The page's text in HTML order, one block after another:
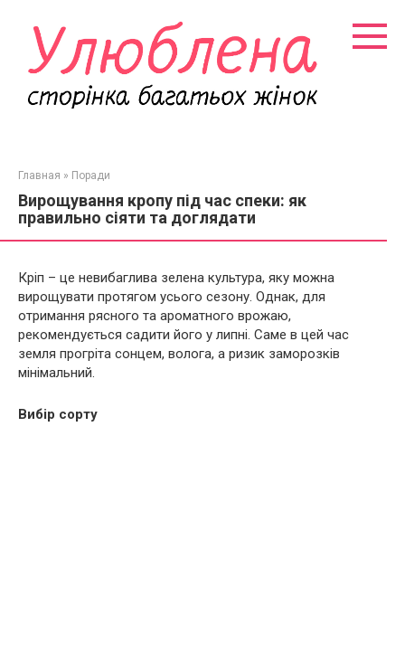
контенту
Главная » Поради
Вирощування кропу під час спеки: як
правильно сіяти та доглядати
Кріп – це невибаглива зелена культура, яку можна
вирощувати протягом усього сезону. Однак, для
отримання рясного та ароматного врожаю,
рекомендується садити його у липні. Саме в цей час
земля прогріта сонцем, волога, а ризик заморозків
мінімальний.
Вибір сорту